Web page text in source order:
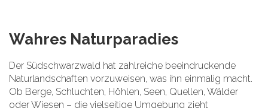
Wahres Naturparadies
Der Südschwarzwald hat zahlreiche beeindruckende
Naturlandschaften vorzuweisen, was ihn einmalig macht.
Ob Berge, Schluchten, Höhlen, Seen, Quellen, Wälder
oder Wiesen – die vielseitige Umgebung zieht